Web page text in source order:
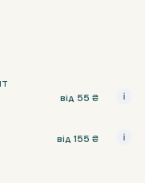
від 55 ₴
від 155 ₴